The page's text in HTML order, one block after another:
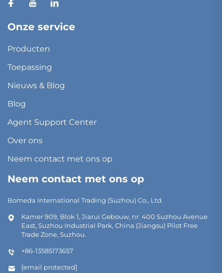
Onze service
Producten
Toepassing
Nieuws & Blog
Blog
Agent Support Center
Over ons
Neem contact met ons op
Neem contact met ons op
Bomeda International Trading (Suzhou) Co., Ltd.
Kamer 909, Blok 1, Jiarui Gebouw, nr. 400 Suzhou Avenue
East, Suzhou Industrial Park, China (Jiangsu) Pilot Free
Trade Zone, Suzhou.
+86-13585173657
[email protected]